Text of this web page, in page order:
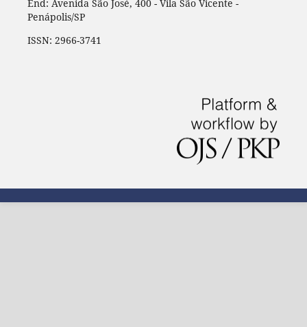
End: Avenida São José, 400 - Vila São Vicente -
Penápolis/SP
ISSN: 2966-3741